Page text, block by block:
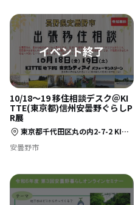
10/18〜19 移住相談デスク＠KI
TTE(東京都)信州安曇野ぐらしP
R展
東京都千代田区丸の内2-7-2 KITTE地下1階 東京シティアイ パフォーマンスゾーン
安曇野市